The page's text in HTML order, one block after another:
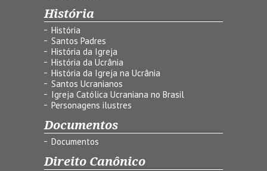
História
História
Santos Padres
História da Igreja
História da Ucrânia
História da Igreja na Ucrânia
Santos Ucranianos
Igreja Católica Ucraniana no Brasil
Personagens ilustres
Documentos
Documentos
Direito Canônico